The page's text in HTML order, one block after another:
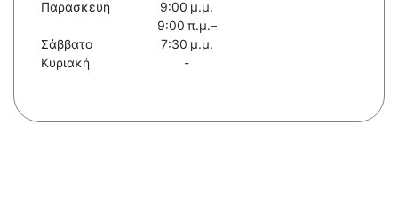
Παρασκευή
9:00 μ.μ.
Σάββατο
9:00 π.μ.–
7:30 μ.μ.
Κυριακή
-